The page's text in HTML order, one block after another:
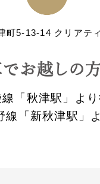
町5-13-14 クリアテ
お越しの
「秋津駅」よ
線「新秋津駅」